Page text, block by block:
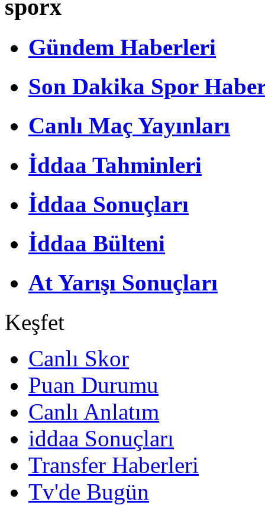
sporx
Gündem Haberleri
Son Dakika Spor
Canlı Maç Yayınları
İddaa Tahminleri
İddaa Sonuçları
İddaa Bülteni
At Yarışı Sonuçları
Keşfet
Canlı Skor
Puan Durumu
Canlı Anlatım
iddaa Sonuçları
Transfer Haberleri
Tv'de Bugün